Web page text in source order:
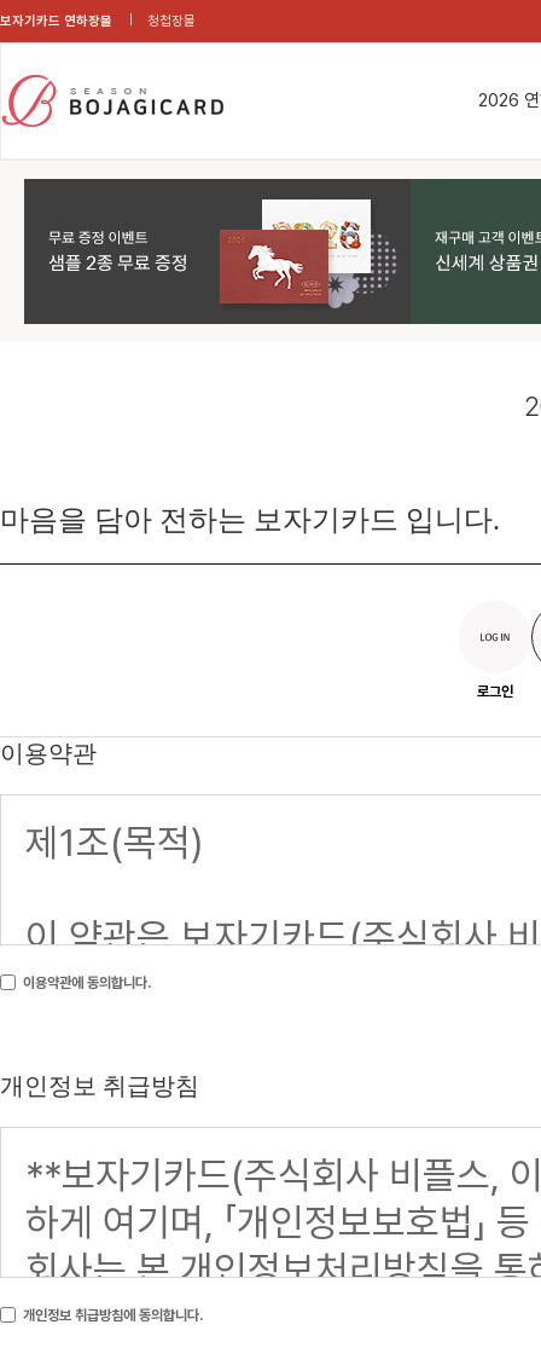
보자기카드 연하장몰 청첩장몰
2026
마음을 담아 전하는 보자기카드 입니다.
로그인
이용약관
이용약관에 동의합니다.
개인정보 취급방침
개인정보 취급방침에 동의합니다.